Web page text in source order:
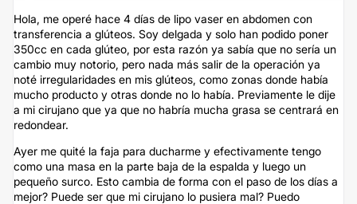
Hola, me operé hace 4 días de lipo vaser en abdomen con
transferencia a glúteos. Soy delgada y solo han podido poner
350cc en cada glúteo, por esta razón ya sabía que no sería un
cambio muy notorio, pero nada más salir de la operación ya
noté irregularidades en mis glúteos, como zonas donde había
mucho producto y otras donde no lo había. Previamente le dije
a mi cirujano que ya que no habría mucha grasa se centrará en
redondear.
Ayer me quité la faja para ducharme y efectivamente tengo
como una masa en la parte baja de la espalda y luego un
pequeño surco. Esto cambia de forma con el paso de los días a
mejor? Puede ser que mi cirujano lo pusiera mal? Puedo